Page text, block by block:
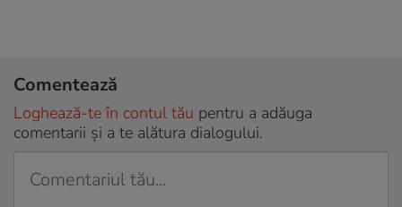
Comentează
Loghează-te în contul tău pentru a adăuga
comentarii și a te alătura dialogului.